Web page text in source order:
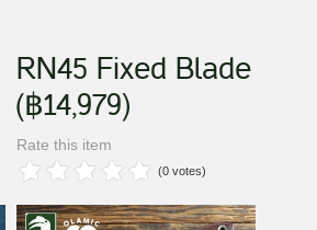
RN45 Fixed Blade
(฿14,979)
Rate this item
(0 votes)